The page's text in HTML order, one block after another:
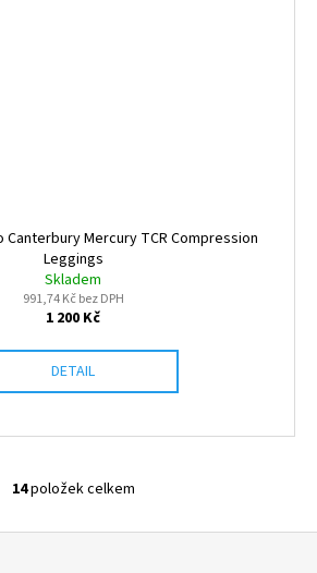
Mercury TCR Compression
Leggings
Skladem
991,74 Kč bez DPH
1 200 Kč
DETAIL
O
14položek celkem